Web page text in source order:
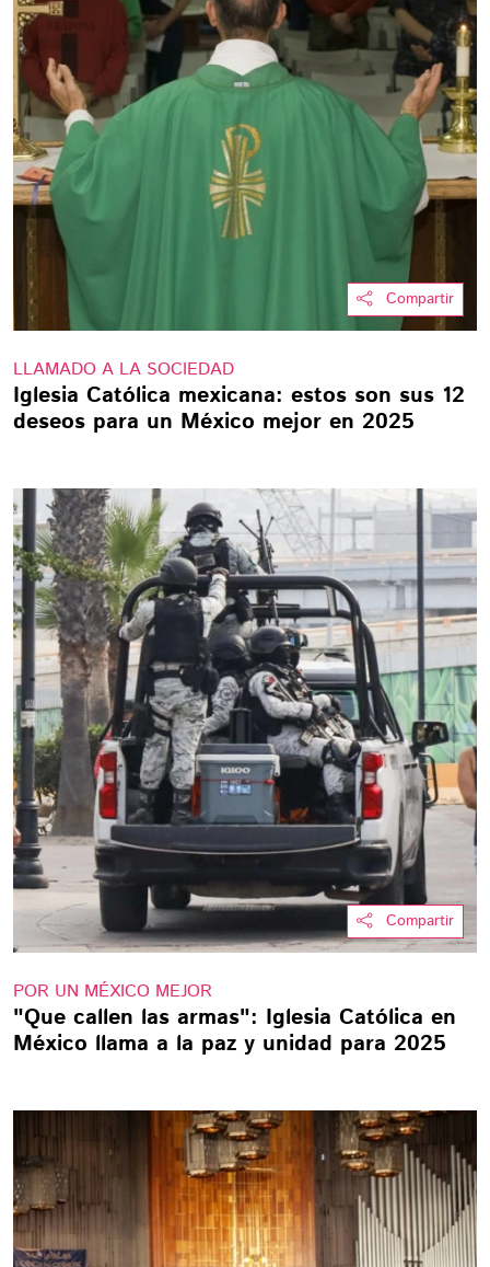
Compartir
LLAMADO A LA SOCIEDAD
Iglesia Católica mexicana: estos son sus 12
deseos para un México mejor en 2025
Compartir
POR UN MÉXICO MEJOR
"Que callen las armas": Iglesia Católica en
México llama a la paz y unidad para 2025